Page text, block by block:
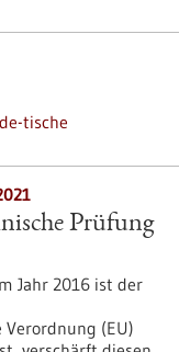
tische
Prüfung
Jahr 2016 ist der
(EU)